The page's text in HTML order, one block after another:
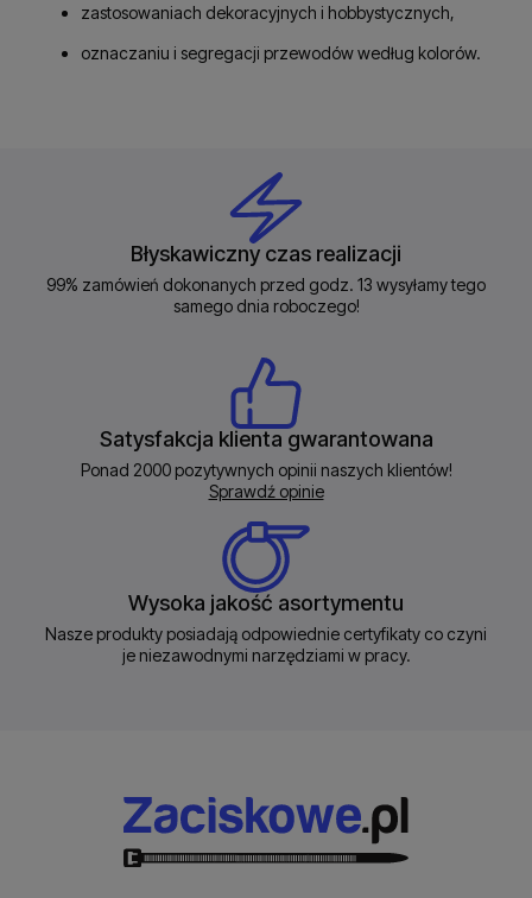
zastosowaniach dekoracyjnych i hobbystycznych,
oznaczaniu i segregacji przewodów według kolorów.
Błyskawiczny czas realizacji
99% zamówień dokonanych przed godz. 13 wysyłamy tego
samego dnia roboczego!
Satysfakcja klienta gwarantowana
Ponad 2000 pozytywnych opinii naszych klientów!
Sprawdź opinie
Wysoka jakość asortymentu
Nasze produkty posiadają odpowiednie certyfikaty co czyni
je niezawodnymi narzędziami w pracy.